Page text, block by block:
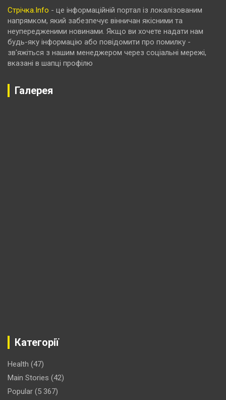
Стрічка.Info - це інформаційній портал із локалізованим
напрямком, який забезпечує вінничан якісними та
неупередженими новинами. Якщо ви хочете надати нам
будь-яку інформацію або повідомити про помилку -
зв'яжіться з нашим менеджером через соціальні мережі,
вказані в шапці профілю
Галерея
Категорії
Health (47)
Main Stories (42)
Popular (5 367)